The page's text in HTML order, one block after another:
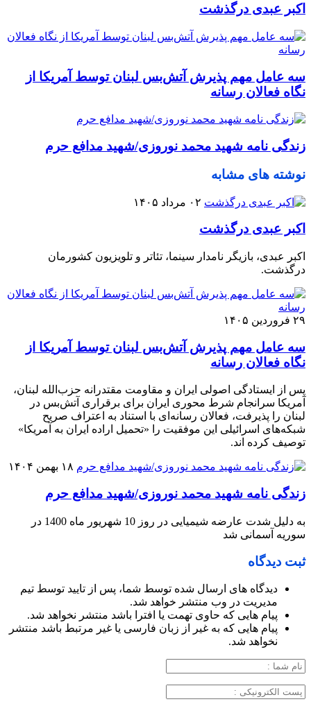
اکبر عبدی درگذشت
سه عامل مهم پذیرش آتش‌بس لبنان توسط آمریکا از
نگاه فعالان رسانه
زندگی نامه شهید محمد نوروزی/شهید مدافع حرم
نوشته های مشابه
۰۲ مرداد ۱۴۰۵
اکبر عبدی درگذشت
اکبر عبدی، بازیگر نامدار سینما، تئاتر و تلویزیون کشورمان
درگذشت.
۲۹ فروردین ۱۴۰۵
سه عامل مهم پذیرش آتش‌بس لبنان توسط آمریکا از
نگاه فعالان رسانه
پس از ایستادگی اصولی ایران و مقاومت مقتدرانه حزب‌الله لبنان،
آمریکا سرانجام شرط محوری ایران برای برقراری آتش‌بس در
لبنان را پذیرفت، فعالان رسانه‌ای با استناد به اعتراف صریح
شبکه‌های اسرائیلی این موفقیت را «تحمیل اراده ایران به آمریکا»
توصیف کرده اند.
۱۸ بهمن ۱۴۰۴
زندگی نامه شهید محمد نوروزی/شهید مدافع حرم
به دلیل شدت عارضه شیمیایی در روز 10 شهریور ماه 1400 در
سوریه آسمانی شد
ثبت دیدگاه
دیدگاه های ارسال شده توسط شما، پس از تایید توسط تیم
مدیریت در وب منتشر خواهد شد.
پیام هایی که حاوی تهمت یا افترا باشد منتشر نخواهد شد.
پیام هایی که به غیر از زبان فارسی یا غیر مرتبط باشد منتشر
نخواهد شد.